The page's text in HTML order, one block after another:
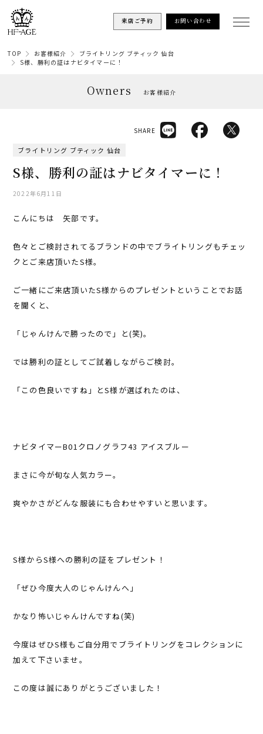
来店ご予約 お問い合わせ
TOP お客様紹介
ブライトリング ブティック 仙台
S様、勝利の証はナビタイマーに！
Owners お客様紹介
ブライトリング ブティック 仙台
S様、勝利の証はナビタイマーに！
2022年6月11日
SHARE
こんにちは 矢部です。
色々とご検討されてるブランドの中でブライトリングもチェッ
クとご来店頂いたS様。
ご一緒にご来店頂いたS様からのプレゼントということでお話
を聞くと、
「じゃんけんで勝ったので」と(笑)。
では勝利の証としてご試着しながらご検討。
「この色良いですね」とS様が選ばれたのは、
ナビタイマーB01クロノグラフ43 アイスブルー
まさに今が旬な人気カラー。
爽やかさがどんな服装にも合わせやすいと思います。
S様からS様への勝利の証をプレゼント！
「ぜひ今度大人のじゃんけんへ」
かなり怖いじゃんけんですね(笑)
今度はぜひS様もご自分用でブライトリングをコレクションに
加えて下さいませ。
この度は誠にありがとうございました！